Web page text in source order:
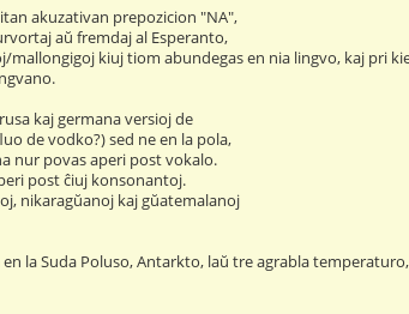
akuzativan prepozicion "NA",
aŭ fremdaj al Esperanto,
kiuj tiom abundegas en nia lingvo, kaj pri
kaj germana versioj de
de vodko?) sed ne en la pola,
nur povas aperi post vokalo.
post ĉiuj konsonantoj.
nikaragŭanoj kaj gŭatemalanoj
la Suda Poluso, Antarkto, laŭ tre agrabla